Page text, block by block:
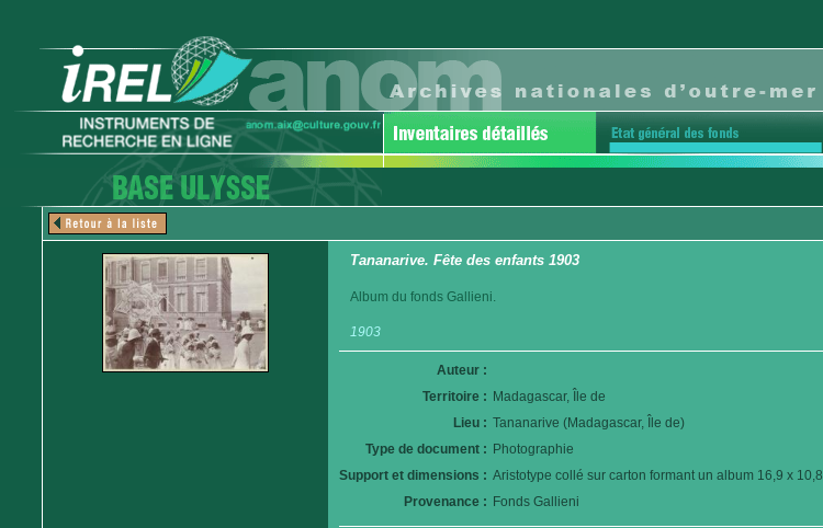
Tananarive. Fête des enfants 1903
Album du fonds Gallieni.
1903
Auteur :
Territoire : Madagascar, Île de
Lieu : Tananarive (Madagascar, Île de)
Type de document : Photographie
Support et dimensions : Aristotype collé sur carton formant un album 16,9 x 10,8
Provenance : Fonds Gallieni